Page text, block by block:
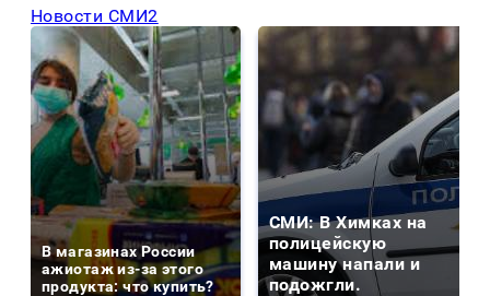
Новости СМИ2
В магазинах России
ажиотаж из-за этого
продукта: что купить?
СМИ: В Химках на
полицейскую
машину напали и
подожгли.